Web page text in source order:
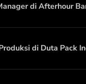
di Afterhour
di Duta Pack